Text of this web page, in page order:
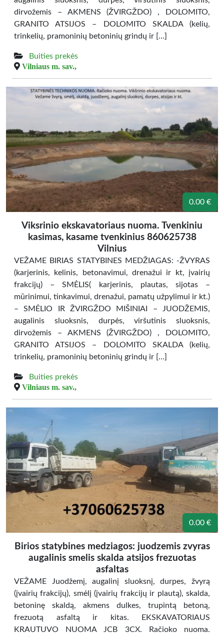
dirvožemis – AKMENS (ŽVIRGŽDO) , DOLOMITO,
GRANITO ATSIJOS – DOLOMITO SKALDA (kelių,
trinkelių, pramoninių betoninių grindų ir […]
Buities prekės
Vilniaus m. sav.,
0.00 €
Viksrinio ekskavatoriaus nuoma. Tvenkiniu
kasimas, kasame tvenkinius 860625738
Vilnius
VEŽAME BIRIAS STATYBINES MEDŽIAGAS: -ŽVYRAS
(karjerinis, kelinis, betonavimui, drenažui ir kt, įvairių
frakcijų) – SMĖLIS( karjerinis, plautas, sijotas –
mūrinimui, tinkavimui, drenažui, pamatų užpylimui ir kt.)
– SMĖLIO IR ŽVIRGŽDO MIŠINIAI – JUODŽEMIS,
augalinis sluoksnis, durpės, viršutinis sluoksnis,
dirvožemis – AKMENS (ŽVIRGŽDO) , DOLOMITO,
GRANITO ATSIJOS – DOLOMITO SKALDA (kelių,
trinkelių, pramoninių betoninių grindų ir […]
Buities prekės
Vilniaus m. sav.,
0.00 €
Birios statybines medziagos: juodzemis zvyras
augalinis smelis skalda atsijos frezuotas
asfaltas
VEŽAME Juodžemį, augalinį sluoksnį, durpes, žvyrą
(įvairių frakcijų), smėlį (įvairių frakcijų ir plautą), skalda,
betoninę skaldą, akmens dulkes, trupintą betoną,
frezuotą asfaltą ir kitas. EKSKAVATORIAUS
KRAUTUVO NUOMA JCB 3CX. Račioko nuoma.